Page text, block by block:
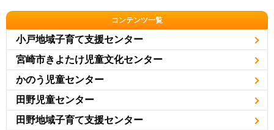
コンテンツ一覧
小戸地域子育て支援センター
宮崎市きよたけ児童文化センター
かのう児童センター
田野児童センター
田野地域子育て支援センター